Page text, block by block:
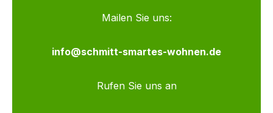
Mailen Sie uns:
info@schmitt-smartes-wohnen.de
Rufen Sie uns an